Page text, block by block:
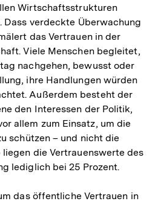
Wirtschaftsstrukturen
verdeckte Überwachung
das Vertrauen in der
Viele Menschen begleitet,
nachgehen, bewusst oder
ihre Handlungen würden
Außerdem besteht der
den Interessen der Politik,
allem zum Einsatz, um die
schützen – und nicht die
die Vertrauenswerte des
lediglich bei 25 Prozent.
das öffentliche Vertrauen in